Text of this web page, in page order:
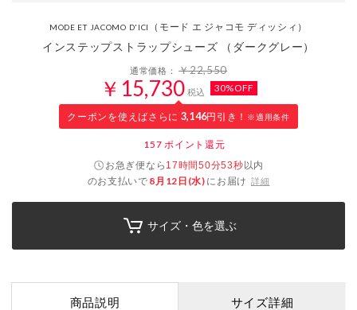
MODE ET JACOMO D'ICI （モード エ ジャコモ ディッシィ）
インステップストラップシューズ （ダークグレー）
通常価格：￥22,550
￥15,730 税込 30%OFF
クーポンを使えばさらに 3,146円引き！ ※適用条件
157 ポイント還元
お急ぎ便なら 17時間50分53秒以内
のお支払いで 8月12日(水) にお届け 詳細
サイズ・色を選ぶ
商品説明 サイズ詳細